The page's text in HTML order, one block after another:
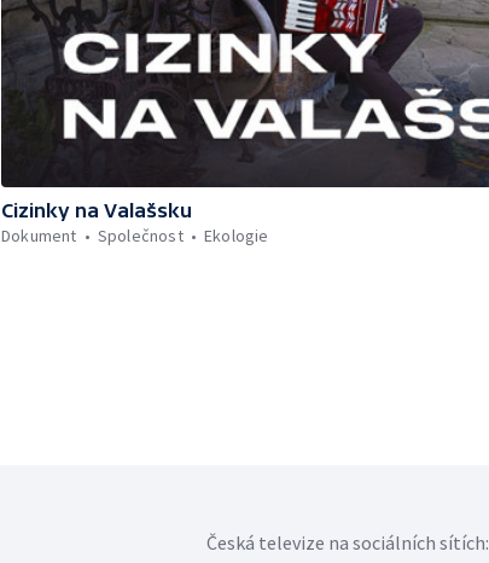
Cizinky na Valašsku
Dokument
Společnost Ekologie
Česká televize na sociálních sítích: